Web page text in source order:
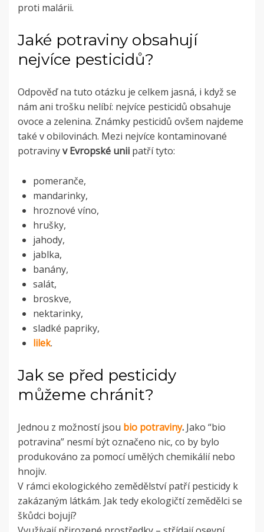
proti malárii.
Jaké potraviny obsahují
nejvíce pesticidů?
Odpověď na tuto otázku je celkem jasná, i když se
nám ani trošku nelíbí: nejvíce pesticidů obsahuje
ovoce a zelenina. Známky pesticidů ovšem najdeme
také v obilovinách. Mezi nejvíce kontaminované
potravinyv Evropské unii patří tyto:
pomeranče,
mandarinky,
hroznové víno,
hrušky,
jahody,
jablka,
banány,
salát,
broskve,
nektarinky,
sladké papriky,
lilek.
Jak se před pesticidy
můžeme chránit?
Jednou z možností jsou bio potraviny. Jako “bio
potravina” nesmí být označeno nic, co by bylo
produkováno za pomocí umělých chemikálií nebo
hnojiv.
V rámci ekologického zemědělství patří pesticidy k
zakázaným látkám. Jak tedy ekologičtí zemědělci se
škůdci bojují?